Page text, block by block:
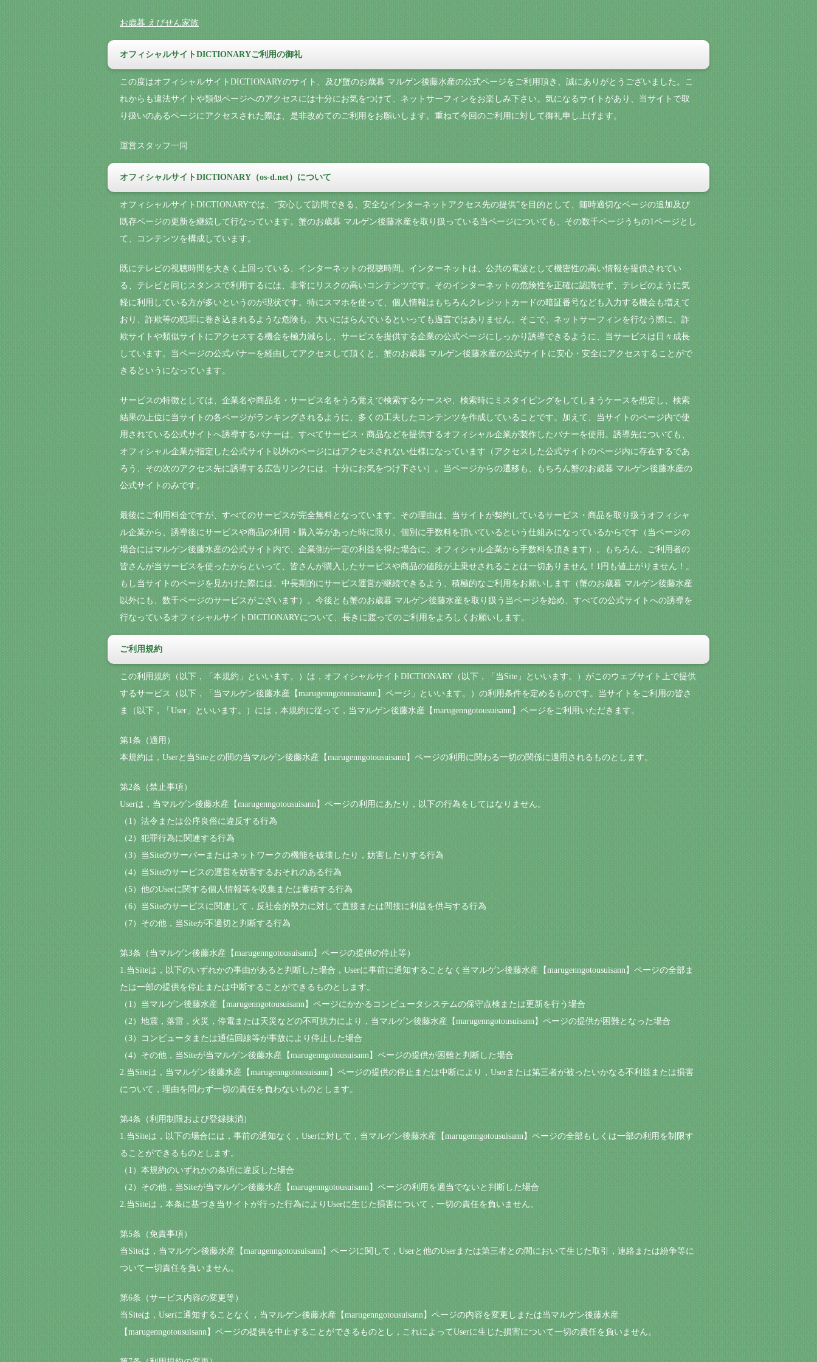
お歳暮 えびせん家族
オフィシャルサイトDICTIONARYご利用の御礼
この度はオフィシャルサイトDICTIONARYのサイト、及び蟹のお歳暮 マルゲン後藤水産の公式ページをご利用頂き、誠にありがとうございました。こ
れからも違法サイトや類似ページへのアクセスには十分にお気をつけて、ネットサーフィンをお楽しみ下さい。気になるサイトがあり、当サイトで取
り扱いのあるページにアクセスされた際は、是非改めてのご利用をお願いします。重ねて今回のご利用に対して御礼申し上げます。
運営スタッフ一同
オフィシャルサイトDICTIONARY（os-d.net）について
オフィシャルサイトDICTIONARYでは、“安心して訪問できる、安全なインターネットアクセス先の提供”を目的として、随時適切なページの追加及び
既存ページの更新を継続して行なっています。蟹のお歳暮 マルゲン後藤水産を取り扱っている当ページについても、その数千ページうちの1ページとし
て、コンテンツを構成しています。
既にテレビの視聴時間を大きく上回っている、インターネットの視聴時間。インターネットは、公共の電波として機密性の高い情報を提供されてい
る、テレビと同じスタンスで利用するには、非常にリスクの高いコンテンツです。そのインターネットの危険性を正確に認識せず、テレビのように気
軽に利用している方が多いというのが現状です。特にスマホを使って、個人情報はもちろんクレジットカードの暗証番号なども入力する機会も増えて
おり、詐欺等の犯罪に巻き込まれるような危険も、大いにはらんでいるといっても過言ではありません。そこで、ネットサーフィンを行なう際に、詐
欺サイトや類似サイトにアクセスする機会を極力減らし、サービスを提供する企業の公式ページにしっかり誘導できるように、当サービスは日々成長
しています。当ページの公式バナーを経由してアクセスして頂くと、蟹のお歳暮 マルゲン後藤水産の公式サイトに安心・安全にアクセスすることがで
きるというになっています。
サービスの特徴としては、企業名や商品名・サービス名をうろ覚えで検索するケースや、検索時にミスタイピングをしてしまうケースを想定し、検索
結果の上位に当サイトの各ページがランキングされるように、多くの工夫したコンテンツを作成していることです。加えて、当サイトのページ内で使
用されている公式サイトへ誘導するバナーは、すべてサービス・商品などを提供するオフィシャル企業が製作したバナーを使用。誘導先についても、
オフィシャル企業が指定した公式サイト以外のページにはアクセスされない仕様になっています（アクセスした公式サイトのページ内に存在するであ
ろう、その次のアクセス先に誘導する広告リンクには、十分にお気をつけ下さい）。当ページからの遷移も、もちろん蟹のお歳暮 マルゲン後藤水産の
公式サイトのみです。
最後にご利用料金ですが、すべてのサービスが完全無料となっています。その理由は、当サイトが契約しているサービス・商品を取り扱うオフィシャ
ル企業から、誘導後にサービスや商品の利用・購入等があった時に限り、個別に手数料を頂いているという仕組みになっているからです（当ページの
場合にはマルゲン後藤水産の公式サイト内で、企業側が一定の利益を得た場合に、オフィシャル企業から手数料を頂きます）。もちろん、ご利用者の
皆さんが当サービスを使ったからといって、皆さんが購入したサービスや商品の値段が上乗せされることは一切ありません！1円も値上がりません！。
もし当サイトのページを見かけた際には、中長期的にサービス運営が継続できるよう、積極的なご利用をお願いします（蟹のお歳暮 マルゲン後藤水産
以外にも、数千ページのサービスがございます）。今後とも蟹のお歳暮 マルゲン後藤水産を取り扱う当ページを始め、すべての公式サイトへの誘導を
行なっているオフィシャルサイトDICTIONARYについて、長きに渡ってのご利用をよろしくお願いします。
ご利用規約
この利用規約（以下，「本規約」といいます。）は，オフィシャルサイトDICTIONARY（以下，「当Site」といいます。）がこのウェブサイト上で提供
するサービス（以下，「当マルゲン後藤水産【marugenngotousuisann】ページ」といいます。）の利用条件を定めるものです。当サイトをご利用の皆さ
ま（以下，「User」といいます。）には，本規約に従って，当マルゲン後藤水産【marugenngotousuisann】ページをご利用いただきます。
第1条（適用）
本規約は，Userと当Siteとの間の当マルゲン後藤水産【marugenngotousuisann】ページの利用に関わる一切の関係に適用されるものとします。
第2条（禁止事項）
Userは，当マルゲン後藤水産【marugenngotousuisann】ページの利用にあたり，以下の行為をしてはなりません。
（1）法令または公序良俗に違反する行為
（2）犯罪行為に関連する行為
（3）当Siteのサーバーまたはネットワークの機能を破壊したり，妨害したりする行為
（4）当Siteのサービスの運営を妨害するおそれのある行為
（5）他のUserに関する個人情報等を収集または蓄積する行為
（6）当Siteのサービスに関連して，反社会的勢力に対して直接または間接に利益を供与する行為
（7）その他，当Siteが不適切と判断する行為
第3条（当マルゲン後藤水産【marugenngotousuisann】ページの提供の停止等）
1.当Siteは，以下のいずれかの事由があると判断した場合，Userに事前に通知することなく当マルゲン後藤水産【marugenngotousuisann】ページの全部ま
たは一部の提供を停止または中断することができるものとします。
（1）当マルゲン後藤水産【marugenngotousuisann】ページにかかるコンピュータシステムの保守点検または更新を行う場合
（2）地震，落雷，火災，停電または天災などの不可抗力により，当マルゲン後藤水産【marugenngotousuisann】ページの提供が困難となった場合
（3）コンピュータまたは通信回線等が事故により停止した場合
（4）その他，当Siteが当マルゲン後藤水産【marugenngotousuisann】ページの提供が困難と判断した場合
2.当Siteは，当マルゲン後藤水産【marugenngotousuisann】ページの提供の停止または中断により，Userまたは第三者が被ったいかなる不利益または損害
について，理由を問わず一切の責任を負わないものとします。
第4条（利用制限および登録抹消）
1.当Siteは，以下の場合には，事前の通知なく，Userに対して，当マルゲン後藤水産【marugenngotousuisann】ページの全部もしくは一部の利用を制限す
ることができるものとします。
（1）本規約のいずれかの条項に違反した場合
（2）その他，当Siteが当マルゲン後藤水産【marugenngotousuisann】ページの利用を適当でないと判断した場合
2.当Siteは，本条に基づき当サイトが行った行為によりUserに生じた損害について，一切の責任を負いません。
第5条（免責事項）
当Siteは，当マルゲン後藤水産【marugenngotousuisann】ページに関して，Userと他のUserまたは第三者との間において生じた取引，連絡または紛争等に
ついて一切責任を負いません。
第6条（サービス内容の変更等）
当Siteは，Userに通知することなく，当マルゲン後藤水産【marugenngotousuisann】ページの内容を変更しまたは当マルゲン後藤水産
【marugenngotousuisann】ページの提供を中止することができるものとし，これによってUserに生じた損害について一切の責任を負いません。